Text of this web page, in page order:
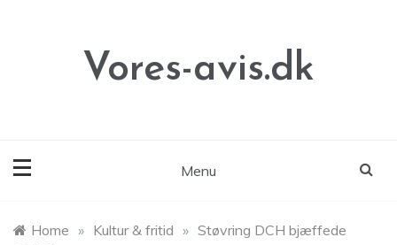
Vores-avis.dk
Menu
Home » Kultur & fritid » Støvring DCH bjæffede